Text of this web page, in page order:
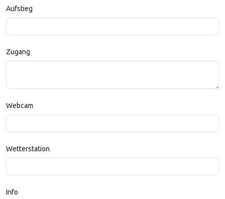
Aufstieg
Zugang
Webcam
Wetterstation
Info